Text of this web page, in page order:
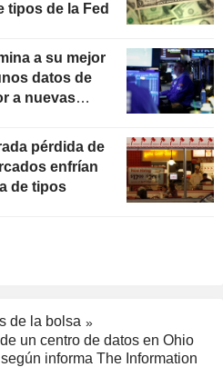
tipos de la Fed
a su mejor
datos de
a nuevas
pérdida de
enfrían
de tipos
de la bolsa
un centro de datos en Ohio
informa The Information